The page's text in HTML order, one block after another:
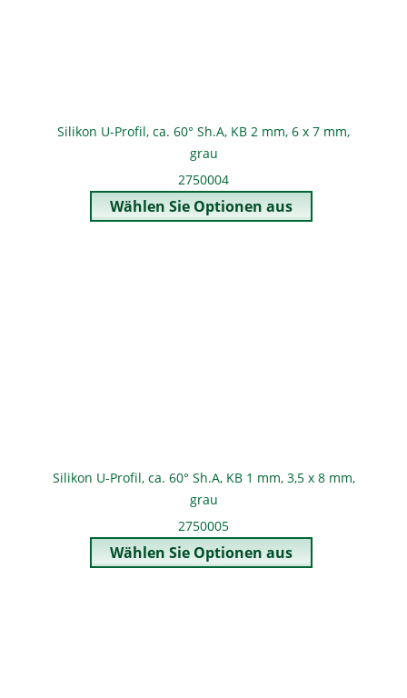
Silikon U-Profil, ca. 60° Sh.A, KB 2 mm, 6 x 7 mm,
grau
2750004
Silikon U-Profil, ca. 60° Sh.A, KB 1 mm, 3,5 x 8 mm,
grau
2750005